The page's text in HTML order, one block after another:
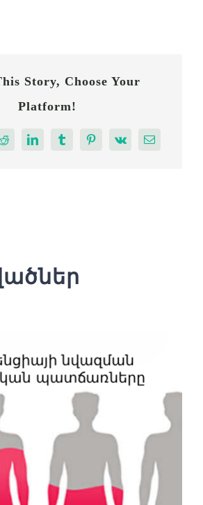
Story, Choose Your
Platform!
RedditLinkedInTumblrPinterest
Vk Email